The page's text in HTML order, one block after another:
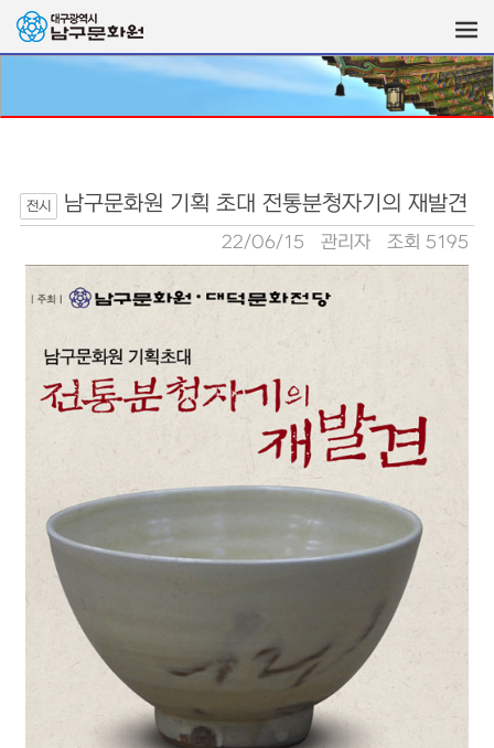
전시 남구문화원 기획 초대 전통분청자기의 재발견
22/06/15 관리자 조회 5195